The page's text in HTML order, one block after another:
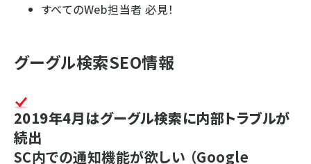
すべてのWeb担当者 必見！
グーグル検索SEO情報
2019年4月はグーグル検索に内部トラブルが
続出
SC内での通知機能が欲しい （Google